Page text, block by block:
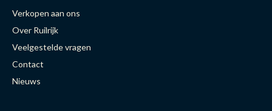
Verkopen aan ons
Over Ruilrijk
Veelgestelde vragen
Contact
Nieuws